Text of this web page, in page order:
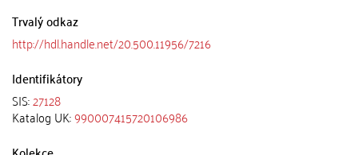
Trvalý odkaz
http://hdl.handle.net/20.500.11956/7216
Identifikátory
SIS:27128
Katalog UK:990007415720106986